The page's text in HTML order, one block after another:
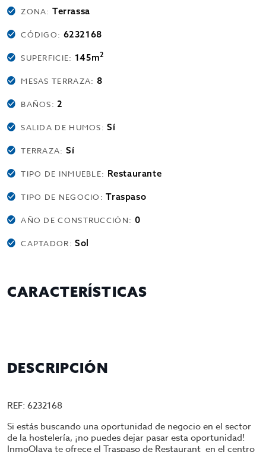
ZONA:Terrassa
CÓDIGO: 6232168
SUPERFICIE: 145m2
MESAS TERRAZA: 8
BAÑOS:2
SALIDA DE HUMOS:Sí
TERRAZA: Sí
TIPO DE INMUEBLE: Restaurante
TIPO DE NEGOCIO:Traspaso
AÑO DE CONSTRUCCIÓN: 0
CAPTADOR:Sol
CARACTERÍSTICAS
DESCRIPCIÓN
REF: 6232168
Si estás buscando una oportunidad de negocio en el sector
de la hostelería, ¡no puedes dejar pasar esta oportunidad!
InmoOlaya te ofrece el Traspaso de Restaurant en el centro